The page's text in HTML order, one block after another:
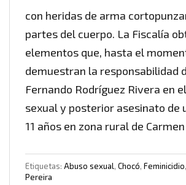
con heridas de arma
partes del cuerpo. La Fiscalía
elementos que, hasta el
demuestran la responsabilidad
Fernando Rodríguez Rivera en
sexual y posterior asesinato de
11 años en zona rural de
Etiquetas: Abuso sexual, Chocó, Feminicidio,
Pereira